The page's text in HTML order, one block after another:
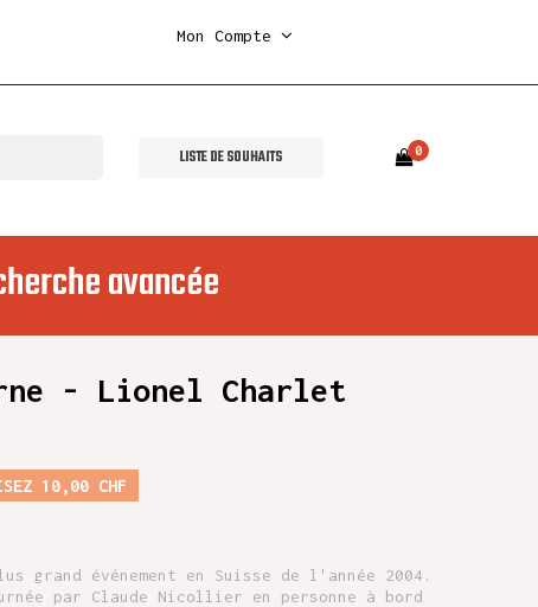
Mon Compte
LISTE DE SOUHAITS 0
avancée
- Lionel Charlet
10,00 CHF
grand événement en Suisse de l'année 2004.
par Claude Nicollier en personne à bord